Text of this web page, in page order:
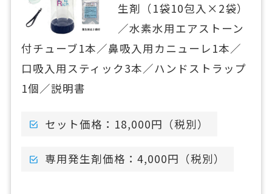
生剤（1袋10包入×2袋）
／水素水用エアストーン
付チューブ1本／鼻吸入用カニューレ1本／
口吸入用スティック3本／ハンドストラップ
1個／説明書
セット価格：18,000円（税別）
専用発生剤価格：4,000円（税別）